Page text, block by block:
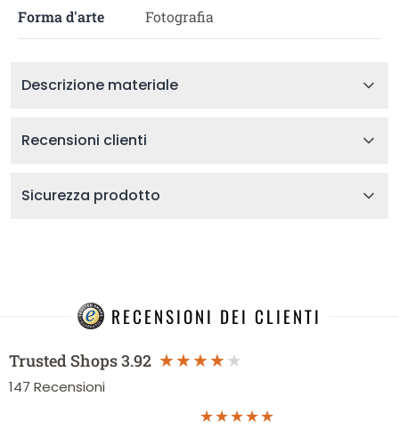
Forma d'arte Fotografia
Descrizione materiale
Recensioni clienti
Sicurezza prodotto
RECENSIONI DEI CLIENTI
Trusted Shops3.92
147 Recensioni